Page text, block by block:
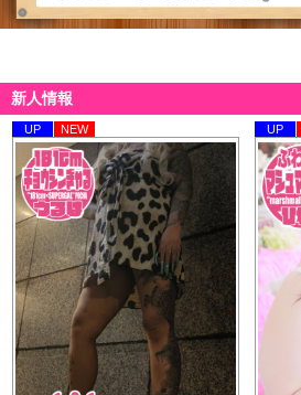
一目見た瞬間、
誰もがその存在感に圧倒さ
身長181cm、
モデル顔負けの等身を
超大型ギャル が当店
ご予約お待ちしております。
【入店速報】大迫直
【入店情報】
新人情報
UP NEW UP